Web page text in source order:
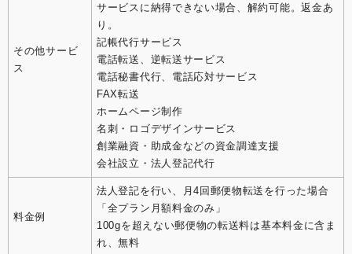
その他サービ
ス
サービスに納得できない場合、解約可能。返金あ
り。
記帳代行サービス
電話転送、逆転送サービス
電話秘書代行、電話応対サービス
FAX転送
ホームページ制作
名刺・ロゴデザインサービス
創業融資・助成金などの資金調達支援
会社設立・法人登記代行
料金例
法人登記を行い、月4回郵便物転送を行った場合
「全プラン月額料金のみ」
100gを超えない郵便物の転送料は基本料金に含ま
れ、無料